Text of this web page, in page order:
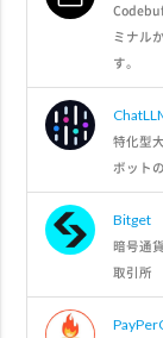
ミナル
す。
特化型
ボット
Bitget
暗号通
取引所